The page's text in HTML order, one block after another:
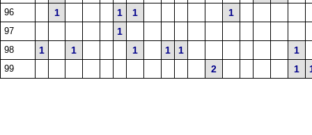
96 1 1 1 1
97 1
98 1 1 1 1 1 1
99 2 1